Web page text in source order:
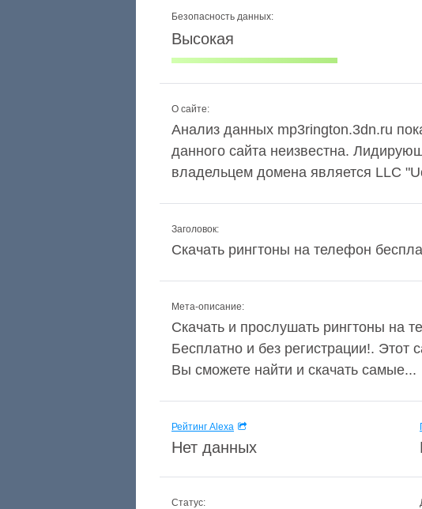
Безопасность данных:
Высокая
О сайте:
Анализ данных mp3rington.3dn.ru
данного сайта неизвестна.
владельцем домена является LLC
Заголовок:
Скачать рингтоны на телефон
Мета-описание:
Скачать и прослушать рингтоны на
Бесплатно и без регистрации!.
Вы сможете найти и скачать самые...
Рейтинг Alexa
Нет данных
Статус: